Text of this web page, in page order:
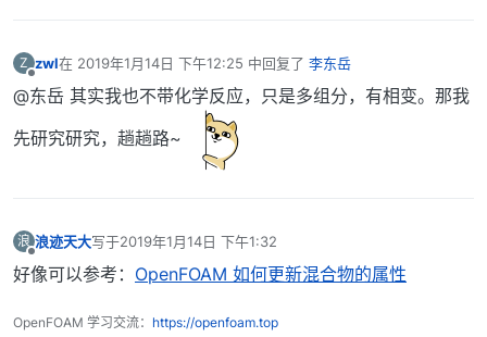
Z
离线
zwl在 2019年1月14日 下午12:25 中回复了 李东岳
最后由 编辑
@东岳 其实我也不带化学反应，只是多组分，有相变。那我
先研究研究，趟趟路~
浪
离线
浪迹天大写于2019年1月14日 下午1:32
最后由 编辑
好像可以参考： OpenFOAM 如何更新混合物的属性
OpenFOAM 学习交流： https://openfoam.top